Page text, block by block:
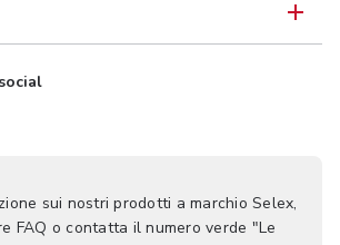
sui nostri prodotti a marchio Selex,
FAQ o contatta il numero verde "Le